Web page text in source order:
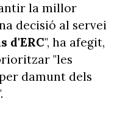
la millor
decisió al servei
d'ERC", ha afegit,
"les
damunt dels